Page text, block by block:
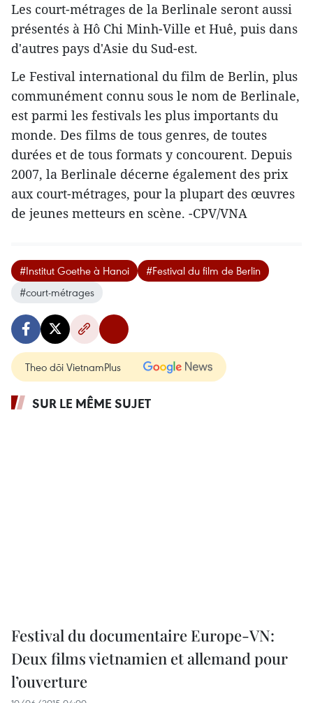
Les court-métrages de la Berlinale seront aussi
présentés à Hô Chi Minh-Ville et Huê, puis dans
d'autres pays d'Asie du Sud-est.
Le Festival international du film de Berlin, plus
communément connu sous le nom de Berlinale,
​est parmi les festivals les plus importants du
monde. Des films de tous genres, de toutes
durées et de tous formats y concourent. Depuis
2007, la Berlinale décerne également des prix
aux court-métrages, pour la plupart des œuvres
de jeunes metteurs en scène. ​-CPV/VNA
#Institut Goethe à Hanoi
#Festival du film de Berlin
#court-métrages
Theo dõi VietnamPlus
SUR LE MÊME SUJET
Festival du documentaire Europe-VN:
Deux films vietnamien et allemand pour
l’ouverture